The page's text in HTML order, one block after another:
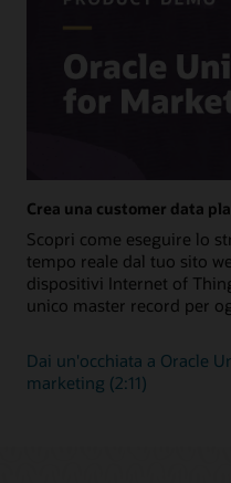
Crea una customer data
Scopri come eseguire lo
tempo reale dal tuo sito
dispositivi Internet of
unico master record per
Dai un'occhiata a Oracle
marketing (2:11)